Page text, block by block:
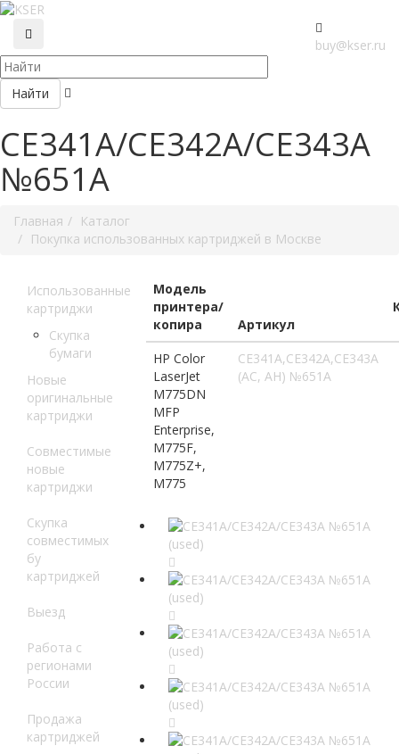
buy@kser.ru
Найти
CE341A/CE342A/CE343A
№651A
Главная
Каталог
Покупка использованных картриджей в Москве
Использованные
картриджи
Скупка
бумаги
Новые
оригинальные
картриджи
Совместимые
новые
картриджи
Скупка
совместимых
бу
картриджей
Выезд
Работа с
регионами
России
Продажа
картриджей
Модель
принтера/
копира
Артикул
HP Color
LaserJet
M775DN
MFP
Enterprise,
M775F,
M775Z+,
M775
CE341A,CE342A,CE343A
(AC, AH) №651A